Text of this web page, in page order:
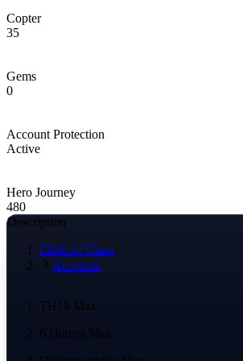
Copter
35
Gems
0
Account Protection
Active
Hero Journey
480
Description
Clash of Clans
Accounts
TH18 Max
6 Heroes Max